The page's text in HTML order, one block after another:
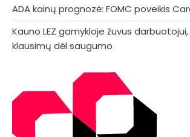
ADA kainų prognozė: FOMC poveikis
Kauno LEZ gamykloje žuvus
klausimų dėl saugumo